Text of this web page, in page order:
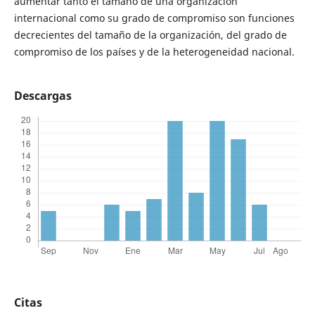
internacional como su grado de compromiso son funciones
decrecientes del tamaño de la organización, del grado de
compromiso de los países y de la heterogeneidad nacional.
Descargas
Citas